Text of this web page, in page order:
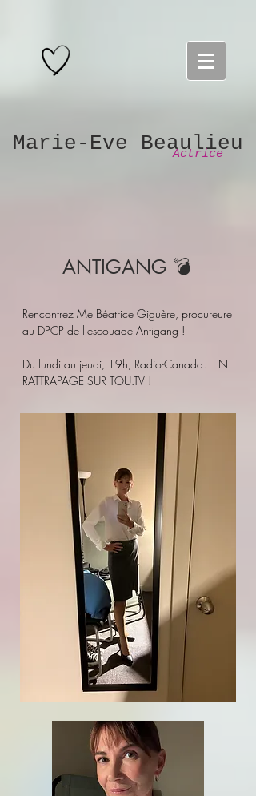
Marie-Eve Beaulieu
Actrice
ANTIGANG 💣
Rencontrez Me Béatrice Giguère, procureure
au DPCP de l'escouade Antigang !
Du lundi au jeudi, 19h, Radio-Canada. EN
RATTRAPAGE SUR TOU.TV !